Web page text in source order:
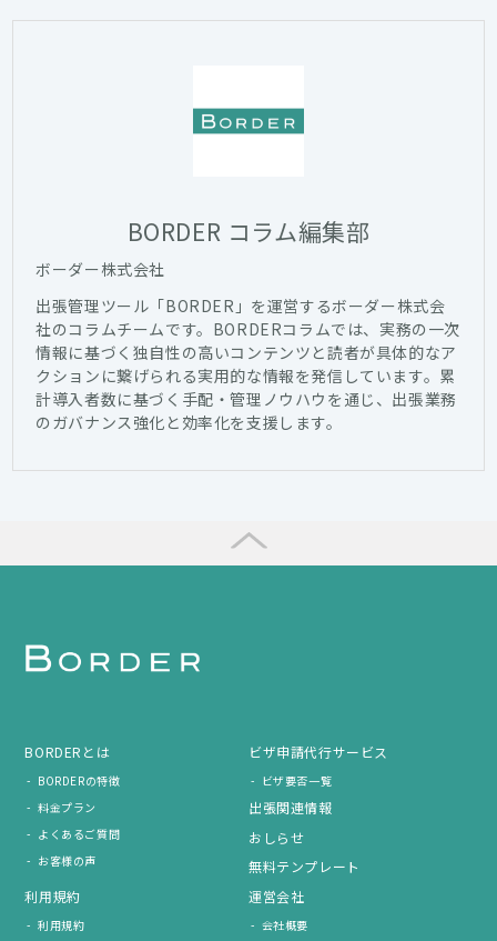
BORDER コラム編集部
ボーダー株式会社
出張管理ツール「BORDER」を運営するボーダー株式会
社のコラムチームです。BORDERコラムでは、実務の一次
情報に基づく独自性の高いコンテンツと読者が具体的なア
クションに繋げられる実用的な情報を発信しています。累
計導入者数に基づく手配・管理ノウハウを通じ、出張業務
のガバナンス強化と効率化を支援します。
BORDERとは
BORDERの特徴
料金プラン
よくあるご質問
お客様の声
ビザ申請代行サービス
ビザ要否一覧
出張関連情報
おしらせ
無料テンプレート
利用規約
利用規約
運営会社
会社概要